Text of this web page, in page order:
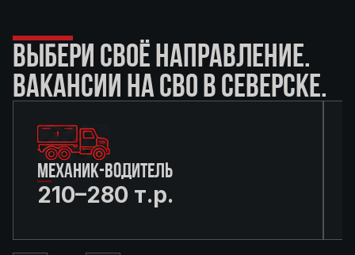
ВЫБЕРИ СВОЁ НАПРАВЛЕНИЕ.
ВАКАНСИИ НА СВО В СЕВЕРСКЕ.
МЕХАНИК-ВОДИТЕЛЬ
210–280 т.р.